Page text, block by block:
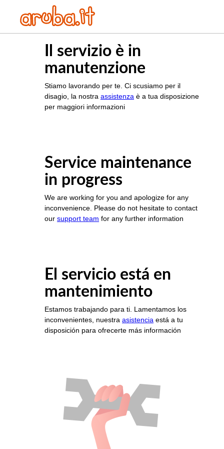
Il servizio è in
manutenzione
Stiamo lavorando per te. Ci scusiamo per il
disagio, la nostra assistenza è a tua disposizione
per maggiori informazioni
Service maintenance
in progress
We are working for you and apologize for any
inconvenience. Please do not hesitate to contact
our support team for any further information
El servicio está en
mantenimiento
Estamos trabajando para ti. Lamentamos los
inconvenientes, nuestra asistencia está a tu
disposición para ofrecerte más información